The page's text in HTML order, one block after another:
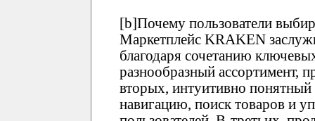
[b]Почему пользователи
Маркетплейс KRAKEN
благодаря сочетанию
разнообразный ассортимент,
вторых, интуитивно
навигацию, поиск товаров и